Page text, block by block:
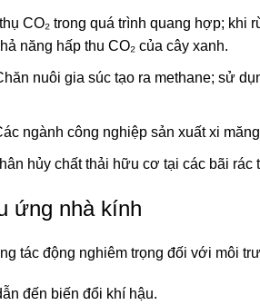
CO₂ trong quá trình quang hợp;
năng hấp thu CO₂ của cây xanh.
nuôi gia súc tạo ra methane; sử
ngành công nghiệp sản xuất xi
hủy chất thải hữu cơ tại các bãi rác
ứng nhà kính
tác động nghiêm trọng đối với môi
đến biến đổi khí hậu.